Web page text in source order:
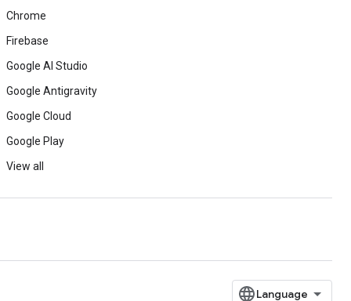
Chrome
Firebase
Google AI Studio
Google Antigravity
Google Cloud
Google Play
View all